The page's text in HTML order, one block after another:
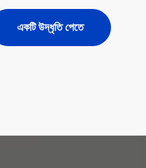
একটি উদ্ধৃতি পেতে